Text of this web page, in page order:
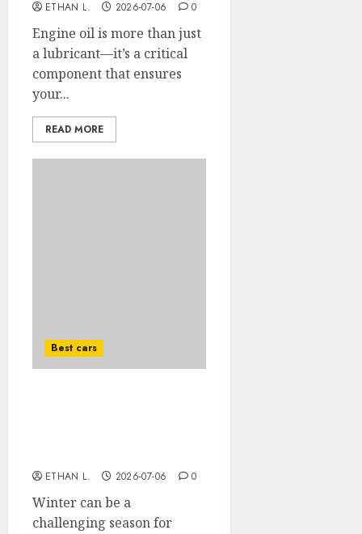
ETHAN L. 2026-07-06 0
Engine oil is more than just
a lubricant—it’s a critical
component that ensures
your...
READ MORE
Best cars
ETHAN L. 2026-07-06 0
Winter can be a
challenging season for